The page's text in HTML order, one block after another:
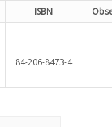
ISBN
84-206-8473-4